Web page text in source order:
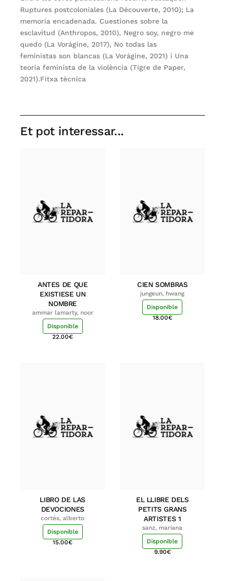
Ruptures postcoloniales (La Découverte, 2010); La
memoria encadenada. Cuestiones sobre la
esclavitud (Anthropos, 2010), Negro soy, negro me
quedo (La Vorágine, 2017), No todas las
feministas son blancas (La Vorágine, 2021) i Una
teoria feminista de la violència (Tigre de Paper,
2021).Fitxa tècnica
Et pot interessar...
ANTES DE QUE
EXISTIESE UN
NOMBRE
ammar lamarty, noor
Disponible
22.00€
CIEN SOMBRAS
jungeun, hwang
Disponible
18.00€
LIBRO DE LAS
DEVOCIONES
cortés, alberto
Disponible
15.00€
EL LLIBRE DELS
PETITS GRANS
ARTISTES 1
sanz, mariana
Disponible
9.90€